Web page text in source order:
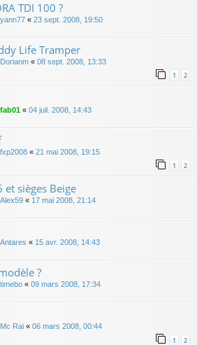
TDI 100 ?
yann77 « 23 sept. 2008, 19:50
Life Tramper
Dorianm « 08 sept. 2008, 13:33
1 2
fab01 « 04 juil. 2008, 14:43
fxp2008 « 21 mai 2008, 19:15
1 2
et sièges Beige
Alex59 « 17 mai 2008, 21:14
Antares « 15 avr. 2008, 14:43
?
timebo « 09 mars 2008, 17:34
Mc Rai « 06 mars 2008, 00:44
1 2